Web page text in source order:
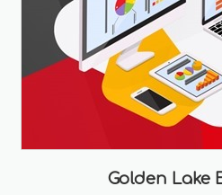
Golden Lake